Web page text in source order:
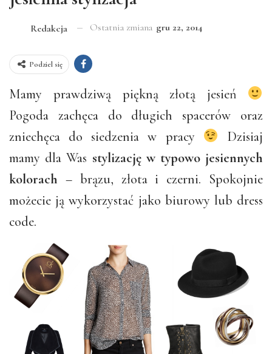
Redakcja Ostatnia zmiana gru 22, 2014
Podziel się
Mamy prawdziwą piękną złotą jesień
Pogoda zachęca do długich spacerów oraz
zniechęca do siedzenia w pracy
Dzisiaj
mamy dla Was stylizację w typowo jesiennych
kolorach – brązu, złota i czerni. Spokojnie
możecie ją wykorzystać jako biurowy lub dress
code.